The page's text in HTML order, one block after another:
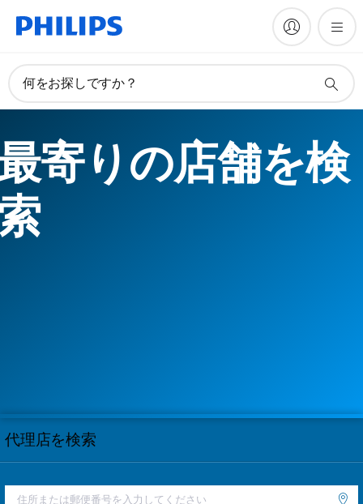
何をお探しですか？
寄りの店舗を検
代理店を検索